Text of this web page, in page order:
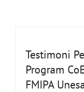
Testimoni
Program
FMIPA